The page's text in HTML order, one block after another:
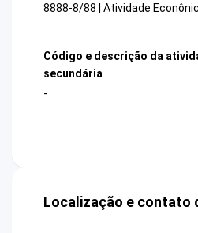
8888-8/88 | Atividade
Código e descrição da
secundária
-
Localização e contato